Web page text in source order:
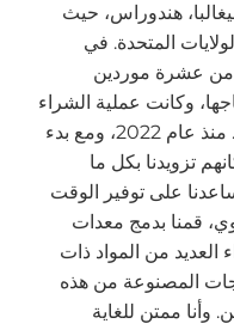
هندوراس، حيث
المتحدة. في
من عشرة موردين
وكانت عملية الشراء
والنقل معقدة جدًا ومرتفعة التكلفة. منذ عام 2022، ومع بدء
تزويدنا بكل ما
على توفير الوقت
قمنا بدمج معدات
من المواد ذات
المصنوعة من هذه
وأنا ممتن للغاية